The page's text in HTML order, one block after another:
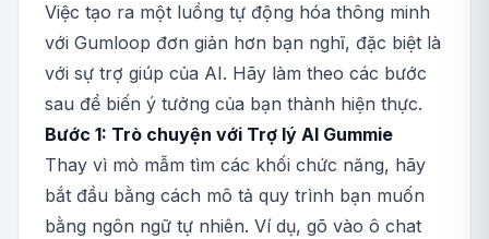
Việc tạo ra một luồng tự động hóa thông minh
với Gumloop đơn giản hơn bạn nghĩ, đặc biệt là
với sự trợ giúp của AI. Hãy làm theo các bước
sau để biến ý tưởng của bạn thành hiện thực.
Bước 1: Trò chuyện với Trợ lý AI Gummie
Thay vì mò mẫm tìm các khối chức năng, hãy
bắt đầu bằng cách mô tả quy trình bạn muốn
bằng ngôn ngữ tự nhiên. Ví dụ, gõ vào ô chat